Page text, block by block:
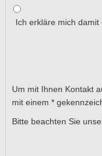
Ich erkläre mich
Um mit Ihnen Kontakt
mit einem *
Bitte beachten Sie